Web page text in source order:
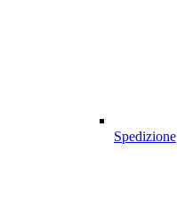
Spedizione